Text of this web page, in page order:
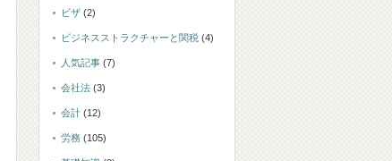
ビザ (2)
ビジネスストラクチャーと関税 (4)
人気記事 (7)
会社法 (3)
会計 (12)
労務 (105)